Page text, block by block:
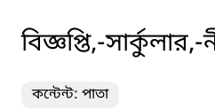
বিজ্ঞপ্তি,-
কন্টেন্ট: পাতা